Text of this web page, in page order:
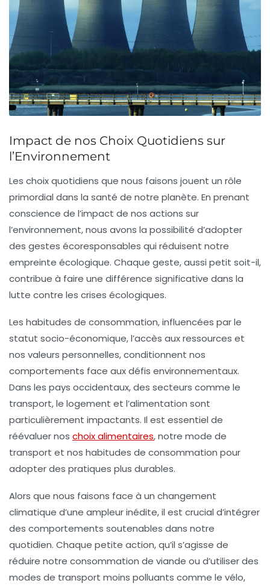
Impact de nos Choix Quotidiens sur
l’Environnement
Les choix quotidiens que nous faisons jouent un rôle
primordial dans la santé de notre planète. En prenant
conscience de l’impact de nos actions sur
l’environnement, nous avons la possibilité d’adopter
des gestes écoresponsables qui réduisent notre
empreinte écologique. Chaque geste, aussi petit soit-il,
contribue à faire une différence significative dans la
lutte contre les crises écologiques.
Les habitudes de consommation, influencées par le
statut socio-économique, l’accès aux ressources et
nos valeurs personnelles, conditionnent nos
comportements face aux défis environnementaux.
Dans les pays occidentaux, des secteurs comme le
transport, le logement et l’alimentation sont
particulièrement impactants. Il est essentiel de
réévaluer nos choix alimentaires, notre mode de
transport et nos habitudes de consommation pour
adopter des pratiques plus durables.
Alors que nous faisons face à un changement
climatique d’une ampleur inédite, il est crucial d’intégrer
des comportements soutenables dans notre
quotidien. Chaque petite action, qu’il s’agisse de
réduire notre consommation de viande ou d’utiliser des
modes de transport moins polluants comme le vélo,